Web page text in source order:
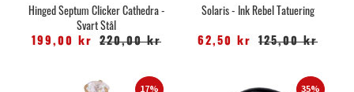
Hinged Septum Clicker Cathedra -
Svart Stål
199,00 kr 220,00 kr
Solaris - Ink Rebel Tatuering
62,50 kr 125,00 kr
17% 35%